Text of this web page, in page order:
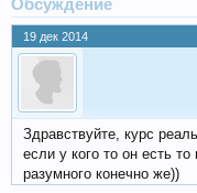
Обсуждение
19 дек 2014
Здравствуйте, курс
если у кого то он есть то
разумного конечно же))